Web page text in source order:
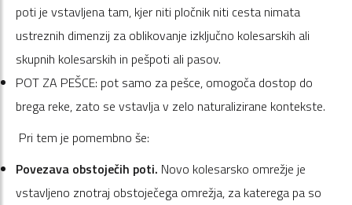
poti je vstavljena tam, kjer niti pločnik niti cesta nimata
ustreznih dimenzij za oblikovanje izključno kolesarskih ali
skupnih kolesarskih in pešpoti ali pasov.
POT ZA PEŠCE: pot samo za pešce, omogoča dostop do
brega reke, zato se vstavlja v zelo naturalizirane kontekste.
Pri tem je pomembno še:
Povezava obstoječih poti. Novo kolesarsko omrežje je
vstavljeno znotraj obstoječega omrežja, za katerega pa so